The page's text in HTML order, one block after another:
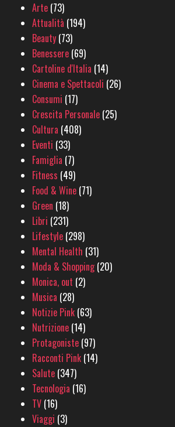
Arte (73)
Attualità (194)
Beauty (73)
Benessere (69)
Cartoline d'Italia (14)
Cinema e Spettacoli (26)
Consumi (17)
Crescita Personale (25)
Cultura (408)
Eventi (33)
Famiglia (7)
Fitness (49)
Food & Wine (71)
Green (18)
Libri (231)
Lifestyle (298)
Mental Health (31)
Moda & Shopping(20)
Monica, out (2)
Musica (28)
Notizie Pink (63)
Nutrizione (14)
Protagoniste (97)
Racconti Pink (14)
Salute (347)
Tecnologia (16)
TV (16)
Viaggi (3)